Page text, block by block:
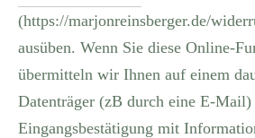
(https://marjonreinsberger.de/
ausüben. Wenn Sie diese Online-
übermitteln wir Ihnen auf einem
Datenträger (zB durch eine E-
Eingangsbestätigung mit